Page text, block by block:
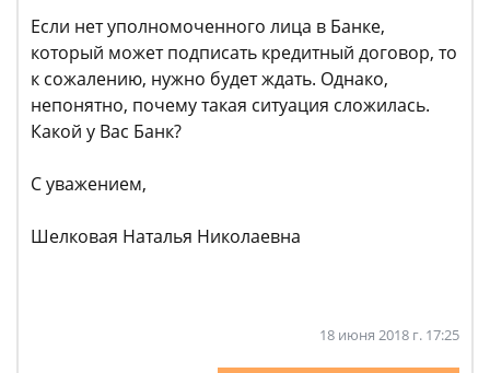
Если нет уполномоченного лица в Банке,
который может подписать кредитный договор, то
к сожалению, нужно будет ждать. Однако,
непонятно, почему такая ситуация сложилась.
Какой у Вас Банк?
С уважением,
Шелковая Наталья Николаевна
18 июня 2018 г. 17:25